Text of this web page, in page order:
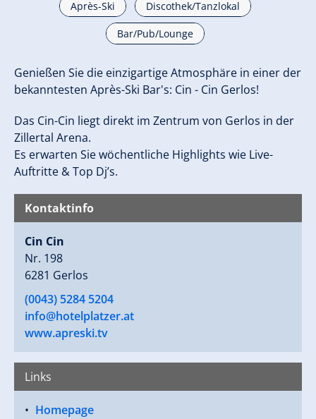
Après-Ski Discothek/Tanzlokal
Bar/Pub/Lounge
Genießen Sie die einzigartige Atmosphäre in einer der
bekanntesten Après-Ski Bar's: Cin - Cin Gerlos!
Das Cin-Cin liegt direkt im Zentrum von Gerlos in der
Zillertal Arena.
Es erwarten Sie wöchentliche Highlights wie Live-
Auftritte & Top Dj’s.
Kontaktinfo
Cin Cin
Nr. 198
6281 Gerlos
(0043) 5284 5204
info@hotelplatzer.at
www.apreski.tv
Links
Homepage